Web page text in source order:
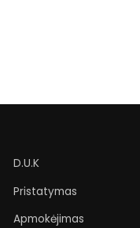
D.U.K
Pristatymas
Apmokėjimas